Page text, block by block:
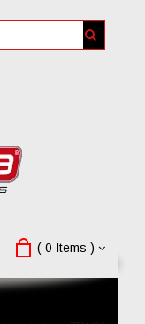
( 0 Items )